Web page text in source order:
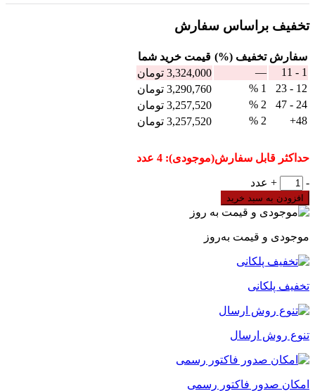
تخفیف براساس سفارش
سفارش تخفیف (%) قيمت خرید شما
1 - 11
—
3,324,000 تومان
12 - 23
1 %
3,290,760 تومان
24 - 47
2 %
3,257,520 تومان
48+
2 %
3,257,520 تومان
حداکثر قابل سفارش(موجودی): 4 عدد
کلید
محافظ
جان
پل
آمپر
سری
63
-
+ عدد
افزودن به سبد خرید
موجودی و قیمت به‌روز
تخفیف پلکانی
تنوع روش ارسال
امکان صدور فاکتور رسمی